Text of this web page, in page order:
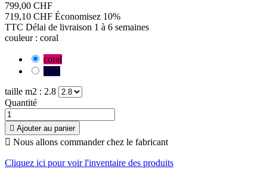
799,00 CHF
719,10 CHF Économisez 10%
TTC Délai de livraison 1 à 6 semaines
couleur : coral
coral
slate
taille m2 : 2.8
Quantité
 Ajouter au panier
 Nous allons commander chez le fabricant
Cliquez ici pour voir l'inventaire des produits